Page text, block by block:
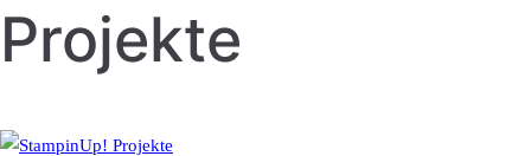
Projekte